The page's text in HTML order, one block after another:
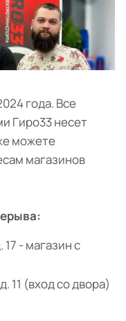
года. Все
Гиро33 несет
можете
магазинов
- магазин с
11 (вход со двора)